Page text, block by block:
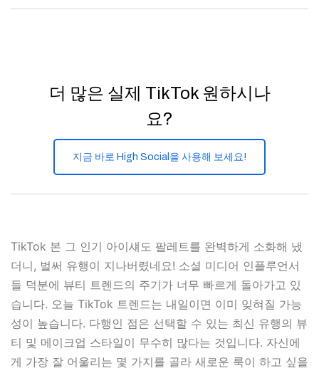
더 많은 실제 TikTok 원하시나
요?
지금 바로 High Social을 사용해 보세요!
TikTok 본 그 인기 아이섀도 팔레트를 완벽하게 소화해 냈
더니, 벌써 유행이 지나버렸네요! 소셜 미디어 인플루언서
들 덕분에 뷰티 트렌드의 주기가 너무 빠르게 돌아가고 있
습니다. 오늘 TikTok 트렌드는 내일이면 이미 잊혀질 가능
성이 높습니다. 다행인 점은 선택할 수 있는 최신 유행의 뷰
티 및 메이크업 스타일이 무수히 많다는 것입니다. 자신에
게 가장 잘 어울리는 몇 가지를 골라 새로운 룩이 하고 싶을